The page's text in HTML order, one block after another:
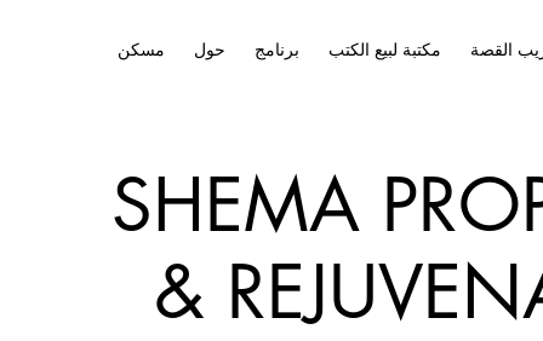
مسكن حول برنامج مكتبة لبيع الكتب القصة
SHEMA
&